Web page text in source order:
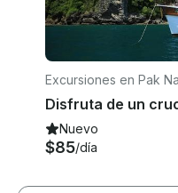
Excursiones en Pak
Nuevo
$85/día